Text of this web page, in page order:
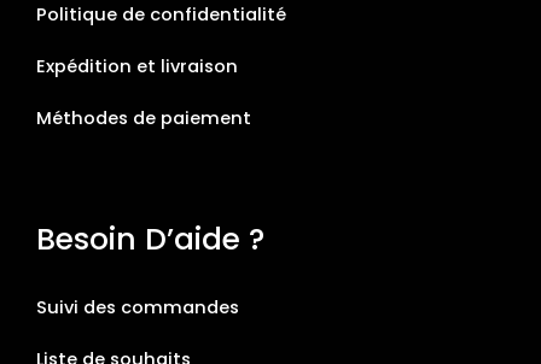
Politique de confidentialité
Expédition et livraison
Méthodes de paiement
Besoin D’aide ?
Suivi des commandes